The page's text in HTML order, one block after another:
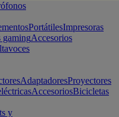
PortátilesImpresoras
gamingAccesorios
AdaptadoresProyectores
AccesoriosBicicletas
y